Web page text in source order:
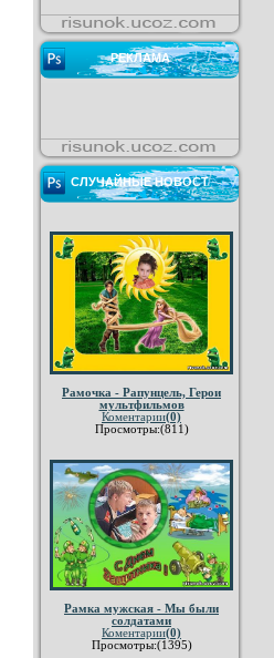
РЕКЛАМА
СЛУЧАЙНЫЕ НОВОСТ
Рамочка - Рапунцель, Герои
мультфильмов
Коментарии(0)
Просмотры:(811)
Рамка мужская - Мы были
солдатами
Коментарии(0)
Просмотры:(1395)